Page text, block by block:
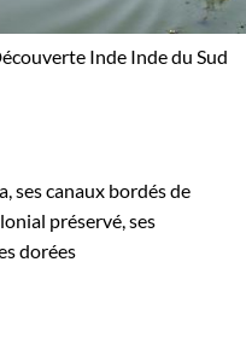
ses canaux bordés de
préservé, ses
dorées